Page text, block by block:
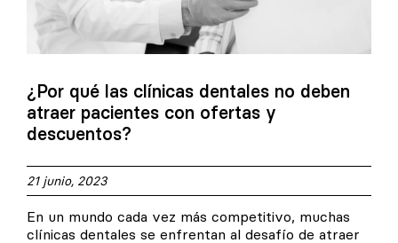
¿Por qué las clínicas dentales no deben
atraer pacientes con ofertas y
descuentos?
21 junio, 2023
En un mundo cada vez más competitivo, muchas
clínicas dentales se enfrentan al desafío de atraer